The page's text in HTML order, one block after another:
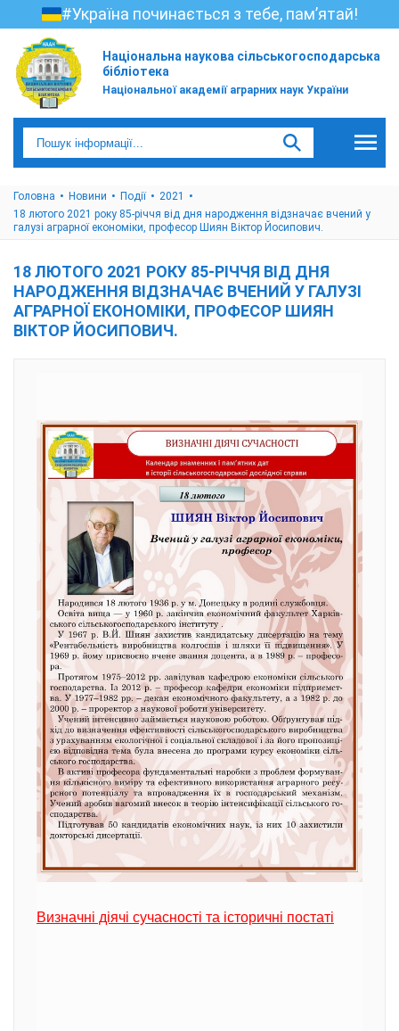
#Україна починається з тебе, пам’ятай!
Національна наукова сільськогосподарська
бібліотека
Національної академії аграрних наук України
Головна Новини Події
2021
18 лютого 2021 року 85-річчя від дня народження відзначає вчений у
галузі аграрної економіки, професор Шиян Віктор Йосипович.
18 ЛЮТОГО 2021 РОКУ 85-РІЧЧЯ ВІД ДНЯ
НАРОДЖЕННЯ ВІДЗНАЧАЄ ВЧЕНИЙ У ГАЛУЗІ
АГРАРНОЇ ЕКОНОМІКИ, ПРОФЕСОР ШИЯН
ВІКТОР ЙОСИПОВИЧ.
Визначні діячі сучасності та історичні постаті